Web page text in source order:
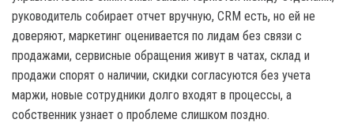
руководитель собирает отчет вручную, CRM есть, но ей не
доверяют, маркетинг оценивается по лидам без связи с
продажами, сервисные обращения живут в чатах, склад и
продажи спорят о наличии, скидки согласуются без учета
маржи, новые сотрудники долго входят в процессы, а
собственник узнает о проблеме слишком поздно.